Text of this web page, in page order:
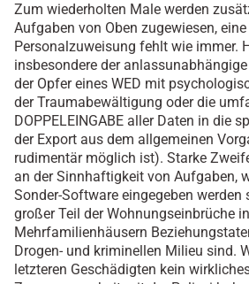
Zum wiederholten Male werden
Aufgaben von Oben zugewiesen,
Personalzuweisung fehlt wie immer.
insbesondere der
der Opfer eines WED mit
der Traumabewältigung oder die
DOPPELEINGABE aller Daten in die
der Export aus dem allgemeinen
rudimentär möglich ist). Starke
an der Sinnhaftigkeit von Aufgaben,
Sonder-Software eingegeben werden
großer Teil der Wohnungseinbrüche in
Mehrfamilienhäusern
Drogen- und kriminellen Milieu sind.
letzteren Geschädigten kein